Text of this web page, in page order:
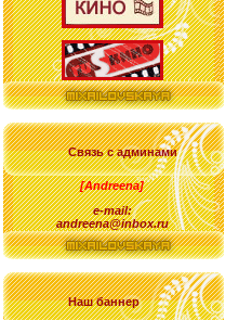
Связь с админами
[Andreena]
e-mail:
andreena@inbox.ru
Наш баннер